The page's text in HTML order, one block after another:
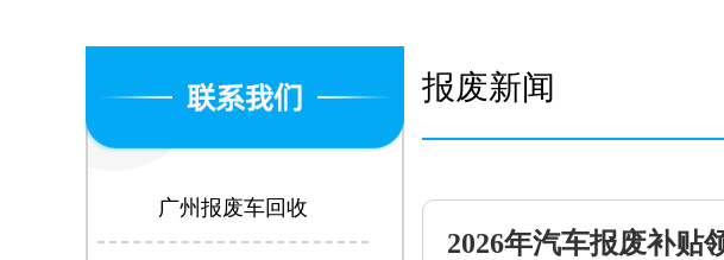
广州报废车回收
报废新闻
2026年汽车报废补贴